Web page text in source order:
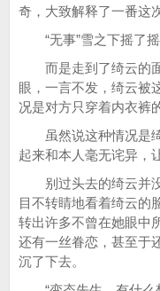
奇，大致解释了一番这
“无事”雪之下摇了摇
而是走到了绮云的面
眼，一言不发，绮云被
况是对方只穿着内衣裤
虽然说这种情况是绮
起来和本人毫无诧异，
别过头去的绮云并没
目不转睛地看着绮云的
转出许多不曾在她眼中
还有一丝眷恋，甚至于
沉了下去。